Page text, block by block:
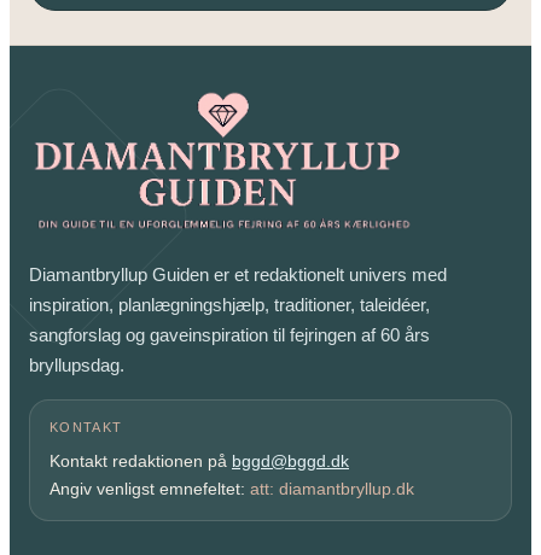
Diamantbryllup Guiden er et redaktionelt univers med
inspiration, planlægningshjælp, traditioner, taleidéer,
sangforslag og gaveinspiration til fejringen af 60 års
bryllupsdag.
KONTAKT
Kontakt redaktionen på bggd@bggd.dk
Angiv venligst emnefeltet: att: diamantbryllup.dk